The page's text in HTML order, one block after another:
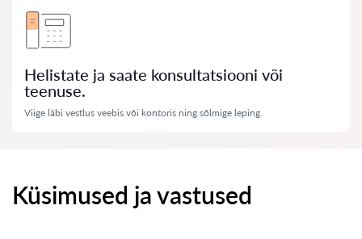
Helistate ja saate konsultatsiooni või
teenuse.
Viige läbi vestlus veebis või kontoris ning sõlmige leping.
Küsimused ja vastused